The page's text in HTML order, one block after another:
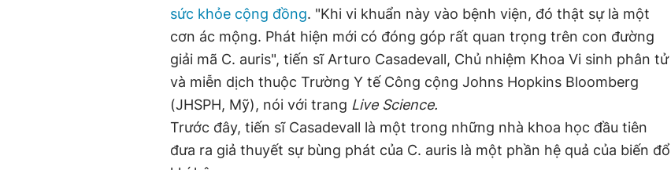
sức khỏe cộng đồng. "Khi vi khuẩn này vào bệnh viện, đó thật sự là một
cơn ác mộng. Phát hiện mới có đóng góp rất quan trọng trên con đường
giải mã C. auris", tiến sĩ Arturo Casadevall, Chủ nhiệm Khoa Vi sinh phân tử
và miễn dịch thuộc Trường Y tế Công cộng Johns Hopkins Bloomberg
(JHSPH, Mỹ), nói với trang Live Science.
Trước đây, tiến sĩ Casadevall là một trong những nhà khoa học đầu tiên
đưa ra giả thuyết sự bùng phát của C. auris là một phần hệ quả của biến